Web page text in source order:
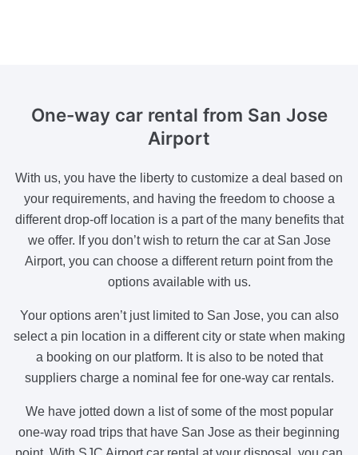
One-way car rental from San Jose
Airport
With us, you have the liberty to customize a deal based on
your requirements, and having the freedom to choose a
different drop-off location is a part of the many benefits that
we offer. If you don’t wish to return the car at San Jose
Airport, you can choose a different return point from the
options available with us.
Your options aren’t just limited to San Jose, you can also
select a pin location in a different city or state when making
a booking on our platform. It is also to be noted that
suppliers charge a nominal fee for one-way car rentals.
We have jotted down a list of some of the most popular
one-way road trips that have San Jose as their beginning